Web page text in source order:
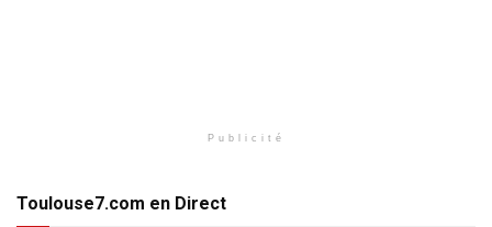
Publicité
Toulouse7.com en Direct